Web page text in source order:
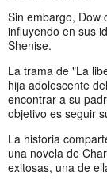
Sin embargo, Dow
influyendo en sus
Shenise.
La trama de "La
hija adolescente
encontrar a su
objetivo es seguir
La historia
una novela de
exitosas, una de